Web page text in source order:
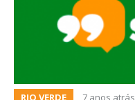
RIO VERDE 7 anos atrás